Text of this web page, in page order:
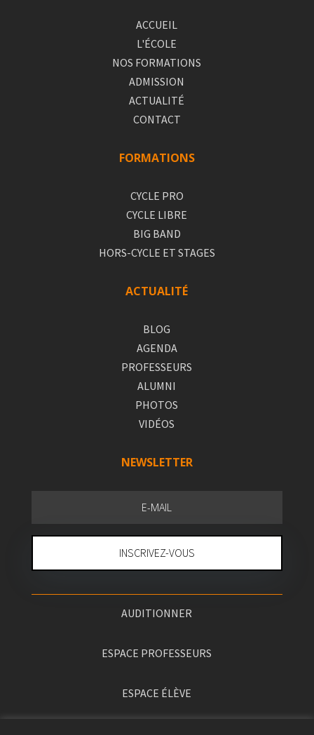
ACCUEIL
L'ÉCOLE
NOS FORMATIONS
ADMISSION
ACTUALITÉ
CONTACT
FORMATIONS
CYCLE PRO
CYCLE LIBRE
BIG BAND
HORS-CYCLE ET STAGES
ACTUALITÉ
BLOG
AGENDA
PROFESSEURS
ALUMNI
PHOTOS
VIDÉOS
NEWSLETTER
INSCRIVEZ-VOUS
AUDITIONNER
ESPACE PROFESSEURS
ESPACE ÉLÈVE